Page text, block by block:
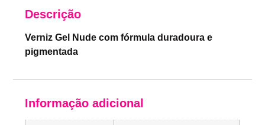
Descrição
Verniz Gel Nude com fórmula duradoura e
pigmentada
Informação adicional